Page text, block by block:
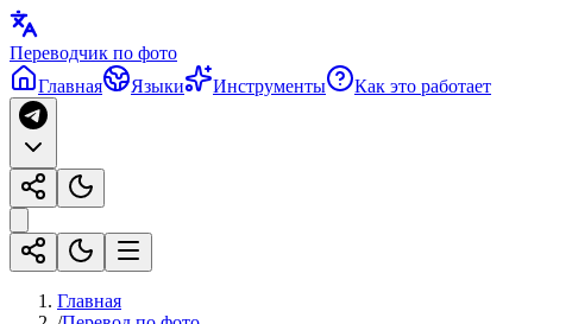
Переводчик по фото
Главная
Языки Инструменты Как это работает
Главная